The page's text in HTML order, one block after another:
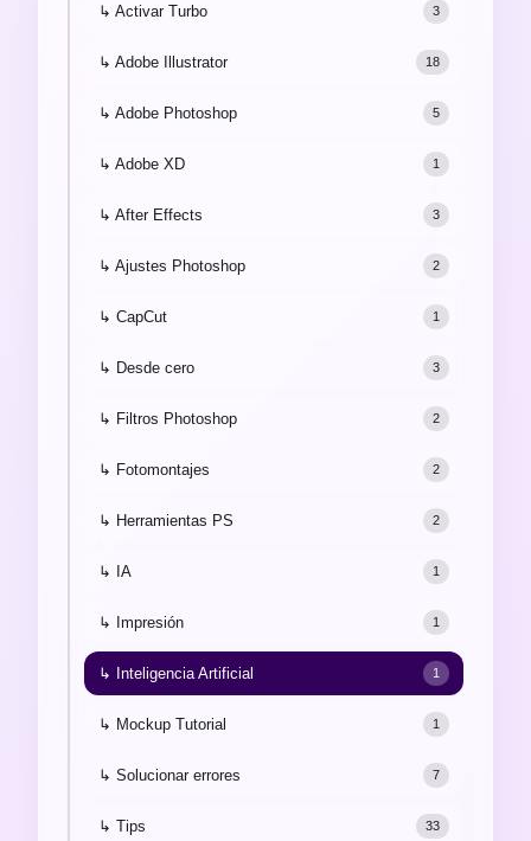
↳ Activar Turbo 3
↳ Adobe Illustrator 18
↳ Adobe Photoshop 5
↳ Adobe XD 1
↳ After Effects 3
↳ Ajustes Photoshop 2
↳ CapCut 1
↳ Desde cero 3
↳ Filtros Photoshop 2
↳ Fotomontajes 2
↳ Herramientas PS 2
↳ IA 1
↳ Impresión 1
↳ Inteligencia Artificial 1
↳ Mockup Tutorial 1
↳ Solucionar errores 7
↳ Tips 33